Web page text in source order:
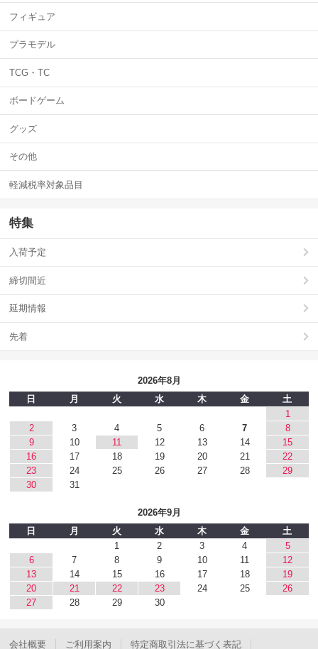
フィギュア
プラモデル
TCG・TC
ボードゲーム
グッズ
その他
軽減税率対象品目
特集
入荷予定
締切間近
延期情報
先着
2026年8月
日
月 火 水 木 金
土
1
2
3 4 5 6 7
8
9
10 11 12 13 14
15
16
17 18 19 20 21
22
23
24 25 26 27 28
29
30
31
2026年9月
日
月 火 水 木 金
土
1
2 3 4
5
6
7 8 9 10 11
12
13
14 15 16 17 18
19
20
21 22 23 24 25
26
27
28 29 30
会社概要 ご利用案内 特定商取引法に基づく表記